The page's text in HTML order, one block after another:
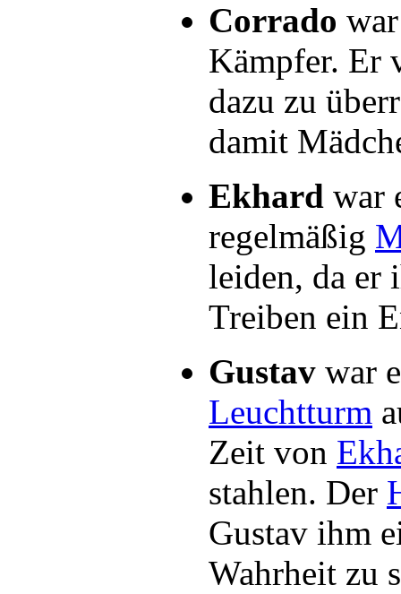
Corrado
Kämpfer. Er
dazu zu
damit
Ekhard war
regelmäßig
leiden, da er
Treiben ein
Gustav war
Leuchtturm
Zeit von
stahlen. Der
Gustav ihm
Wahrheit zu